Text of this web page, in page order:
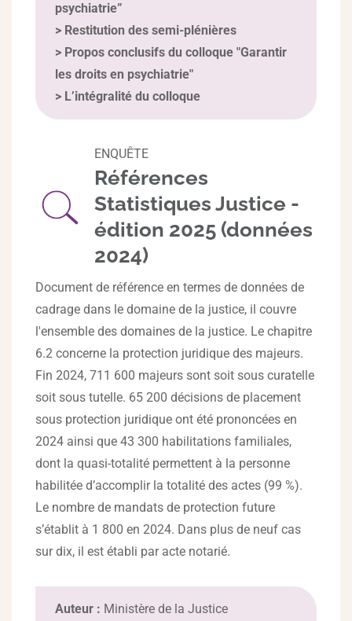
psychiatrie”
> Restitution des semi-plénières
> Propos conclusifs du colloque "Garantir
les droits en psychiatrie"
> L’intégralité du colloque
ENQUÊTE
Références
Statistiques Justice -
édition 2025 (données
2024)
Document de référence en termes de données de
cadrage dans le domaine de la justice, il couvre
l'ensemble des domaines de la justice. Le chapitre
6.2 concerne la protection juridique des majeurs.
Fin 2024, 711 600 majeurs sont soit sous curatelle
soit sous tutelle. 65 200 décisions de placement
sous protection juridique ont été prononcées en
2024 ainsi que 43 300 habilitations familiales,
dont la quasi-totalité permettent à la personne
habilitée d’accomplir la totalité des actes (99 %).
Le nombre de mandats de protection future
s’établit à 1 800 en 2024. Dans plus de neuf cas
sur dix, il est établi par acte notarié.
Auteur : Ministère de la Justice